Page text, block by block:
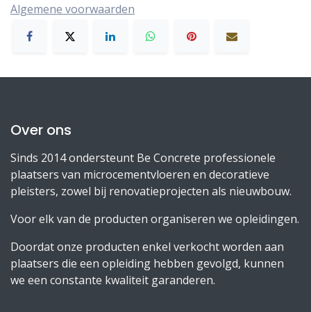
Algemene voorwaarden
Over ons
Sinds 2014 ondersteunt Be Concrete professionele
plaatsers van microcementvloeren en decoratieve
pleisters, zowel bij renovatieprojecten als nieuwbouw.
Voor elk van de producten organiseren we opleidingen.
Doordat onze producten enkel verkocht worden aan
plaatsers die een opleiding hebben gevolgd, kunnen
we een constante kwaliteit garanderen.